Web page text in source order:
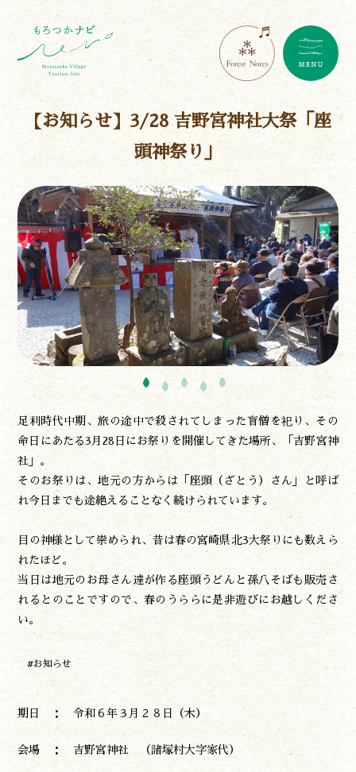
【お知らせ】3/28 吉野宮神社大祭「座
頭神祭り」
足利時代中期、旅の途中で殺されてしまった盲僧を祀り、その
命日にあたる3月28日にお祭りを開催してきた場所、「吉野宮神
社」。
そのお祭りは、地元の方からは「座頭（ざとう）さん」と呼ば
れ今日までも途絶えることなく続けられています。
目の神様として崇められ、昔は春の宮崎県北3大祭りにも数えら
れたほど。
当日は地元のお母さん達が作る座頭うどんと孫八そばも販売さ
れるとのことですので、春のうららに是非遊びにお越しくださ
い。
#お知らせ
期日 ： 令和６年３月２８日（木）
会場 ： 吉野宮神社 （諸塚村大字家代）
買う
やま学校